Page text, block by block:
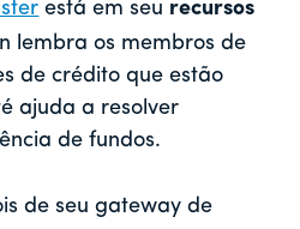
está em seu recursos
lembra os membros de
de crédito que estão
ajuda a resolver
de fundos.
de seu gateway de